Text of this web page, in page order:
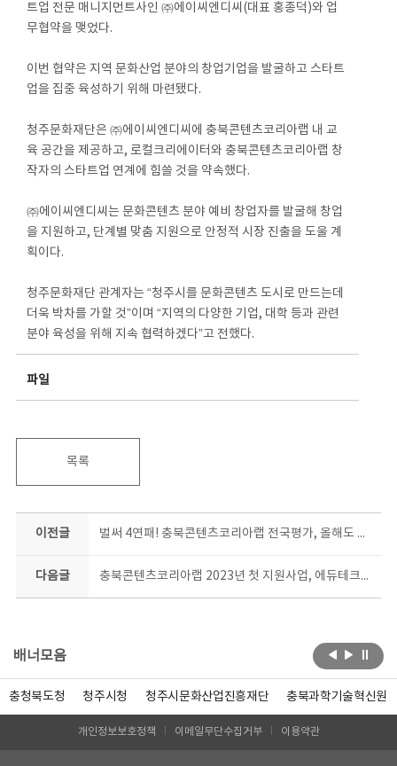
트업 전문 매니지먼트사인 ㈜에이씨엔디씨(대표 홍종덕)와 업
무협약을 맺었다.
이번 협약은 지역 문화산업 분야의 창업기업을 발굴하고 스타트
업을 집중 육성하기 위해 마련됐다.
청주문화재단은 ㈜에이씨엔디씨에 충북콘텐츠코리아랩 내 교
육 공간을 제공하고, 로컬크리에이터와 충북콘텐츠코리아랩 창
작자의 스타트업 연계에 힘쓸 것을 약속했다.
㈜에이씨엔디씨는 문화콘텐츠 분야 예비 창업자를 발굴해 창업
을 지원하고, 단계별 맞춤 지원으로 안정적 시장 진출을 도울 계
획이다.
청주문화재단 관계자는 “청주시를 문화콘텐츠 도시로 만드는데
더욱 박차를 가할 것”이며 “지역의 다양한 기업, 대학 등과 관련
분야 육성을 위해 지속 협력하겠다”고 전했다.
파일
목록
이전글 벌써 4연패! 충북콘텐츠코리아랩 전국평가, 올해도 최고등급
다음글 충북콘텐츠코리아랩 2023년 첫 지원사업, 에듀테크콘 공모 막 올라
배너모음
충청북도청 청주시청 청주시문화산업진흥재단 충북과학기술혁신원
개인정보보호정책 이메일무단수집거부 이용약관